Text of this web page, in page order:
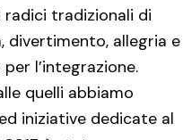
tradizionali di
divertimento, allegria e
l’integrazione.
quelli abbiamo
iniziative dedicate al